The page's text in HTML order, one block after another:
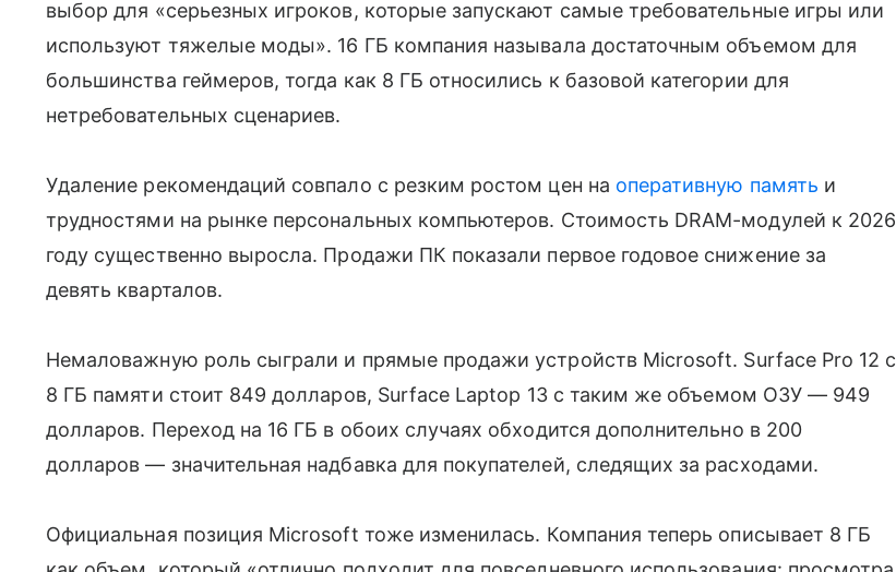
выбор для «серьезных игроков, которые запускают самые требовательные игры или
используют тяжелые моды». 16 ГБ компания называла достаточным объемом для
большинства геймеров, тогда как 8 ГБ относились к базовой категории для
нетребовательных сценариев.
Удаление рекомендаций совпало с резким ростом цен на оперативную память и
трудностями на рынке персональных компьютеров. Стоимость DRAM-модулей к 2026
году существенно выросла. Продажи ПК показали первое годовое снижение за
девять кварталов.
Немаловажную роль сыграли и прямые продажи устройств Microsoft. Surface Pro 12 с
8 ГБ памяти стоит 849 долларов, Surface Laptop 13 с таким же объемом ОЗУ — 949
долларов. Переход на 16 ГБ в обоих случаях обходится дополнительно в 200
долларов — значительная надбавка для покупателей, следящих за расходами.
Официальная позиция Microsoft тоже изменилась. Компания теперь описывает 8 ГБ